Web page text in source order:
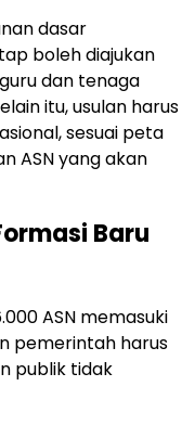
dasar
boleh diajukan
dan tenaga
itu, usulan harus
sesuai peta
ASN yang akan
Baru
ASN memasuki
pemerintah harus
publik tidak